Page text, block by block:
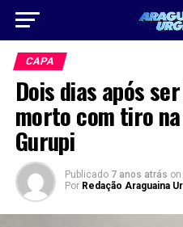
CAPA
Dois dias após
morto com tiro
Gurupi
Publicado 7 anos atrás on
Por Redação Araguaina